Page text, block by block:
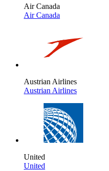
Air Canada
Air Canada
Austrian Airlines
Austrian Airlines
United
United